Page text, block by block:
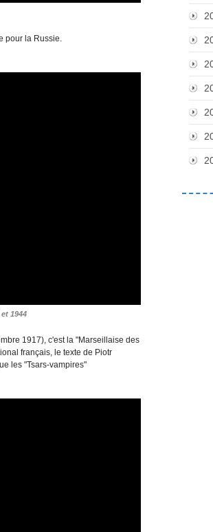
pour la Russie.
1944
1917), c'est la "Marseillaise des
français, le texte de Piotr
les "Tsars-vampires"